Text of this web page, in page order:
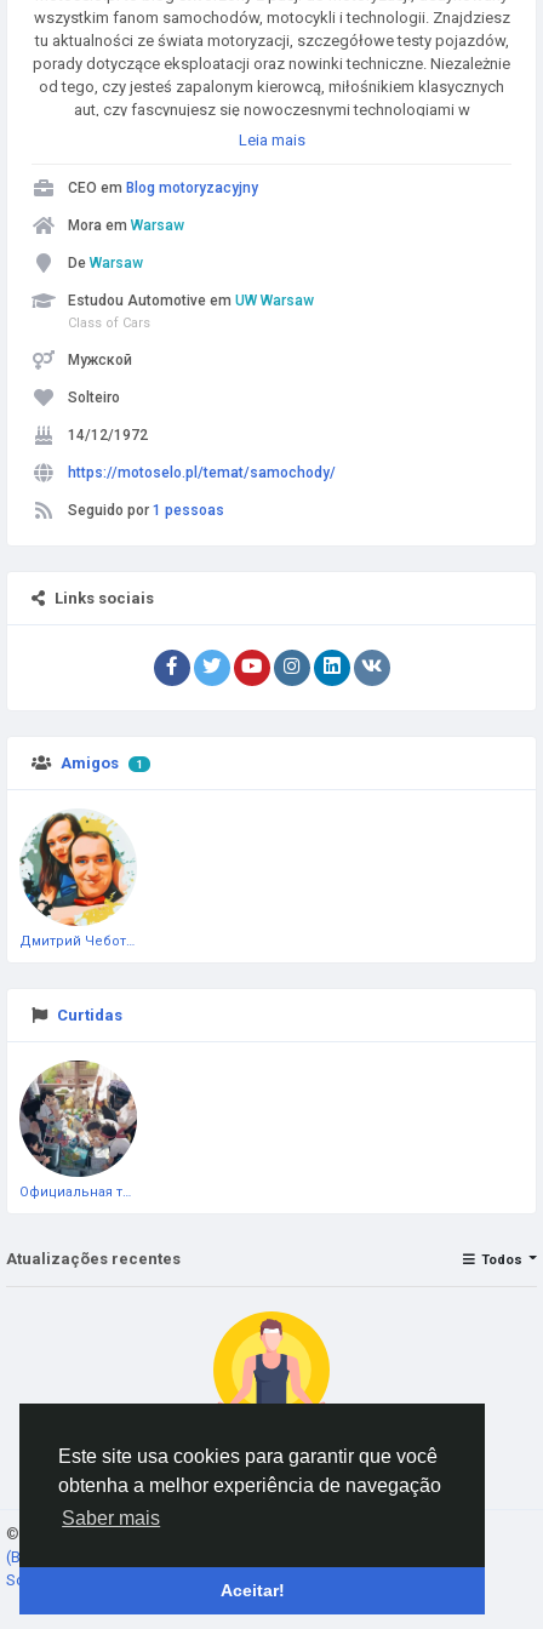
Este site usa cookies para garantir que você
obtenha a melhor experiência de navegação
Saber mais
Aceitar!
wszystkim fanom samochodów, motocykli i technologii. Znajdziesz
tu aktualności ze świata motoryzacji, szczegółowe testy pojazdów,
porady dotyczące eksploatacji oraz nowinki techniczne. Niezależnie
od tego, czy jesteś zapalonym kierowcą, miłośnikiem klasycznych
aut, czy fascynujesz się nowoczesnymi technologiami w
motoryzacji – Motoselo.pl dostarcza Ci wiedzy i inspiracji, abyś
przemierzamy drogi pełne adrenaliny i innowacji!
Leia mais
CEO em Blog motoryzacyjny
Mora em Warsaw
De Warsaw
Estudou Automotive em UW Warsaw
Class of Cars
Мужской
Solteiro
14/12/1972
https://motoselo.pl/temat/samochody/
Seguido por 1 pessoas
Links sociais
Amigos 1
Curtidas
Официальная тестовая страница
Atualizações recentes Todos
Nenhum dado para exibir
© 2026 AnimeSocial.SU - Первая аниме сеть!
(Brazil)
Sobre
Fale conosco